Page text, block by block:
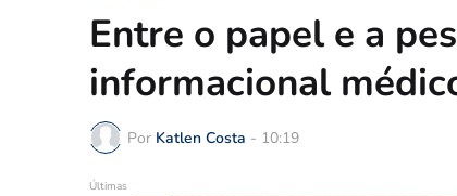
Entre o papel e a
informacional
Por Katlen Costa - 10:19
Últimas